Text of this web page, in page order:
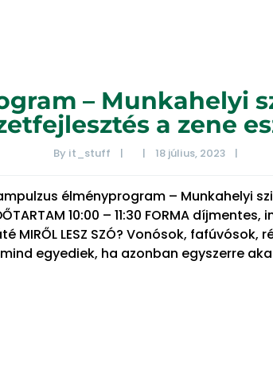
– Munkahelyi
a zene
By it_stuff | | 18 július, 2023 |
élményprogram – Munkahelyi
10:00 – 11:30 FORMA
MIRŐL LESZ SZÓ? Vonósok,
mind egyediek, ha azonban egyszerre